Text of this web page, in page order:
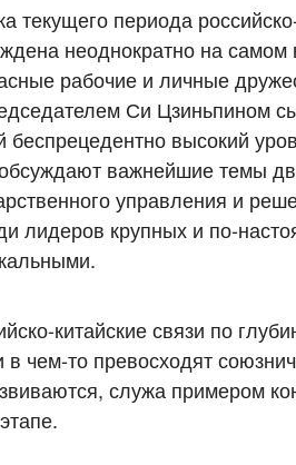
текущего периода
неоднократно на
рабочие и личные
Си Цзиньпином
беспрецедентно высокий
обсуждают важнейшие темы
управления и
лидеров крупных и по-
китайские связи по
в чем-то превосходят
служа примером